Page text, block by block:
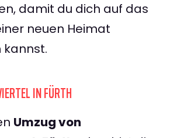
damit du dich auf das
neuen Heimat
kannst.
IN FÜRTH
Umzug von